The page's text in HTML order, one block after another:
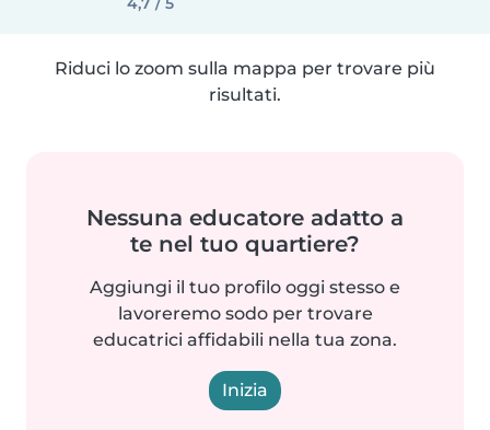
Riduci lo zoom sulla mappa per trovare più
risultati.
Nessuna educatore adatto a
te nel tuo quartiere?
Aggiungi il tuo profilo oggi stesso e
lavoreremo sodo per trovare
educatrici affidabili nella tua zona.
Inizia